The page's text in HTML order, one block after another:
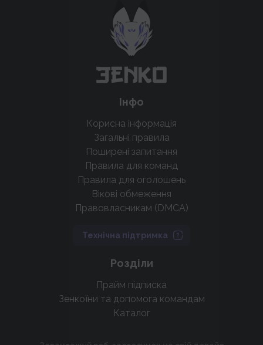
крутих нововведень
Підтримати проєкт
Інфо
Корисна інформація
Загальні правила
Поширені запитання
Правила для команд
Правила для оголошень
Вікові обмеження
Правовласникам (DMCA)
Технічна підтримка
Розділи
Прайм підписка
Зенкоїни та допомога командам
Каталог